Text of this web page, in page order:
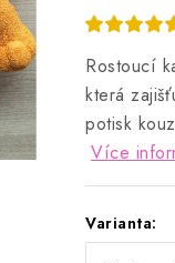
Rostoucí
která
potisk
Více
Varianta: